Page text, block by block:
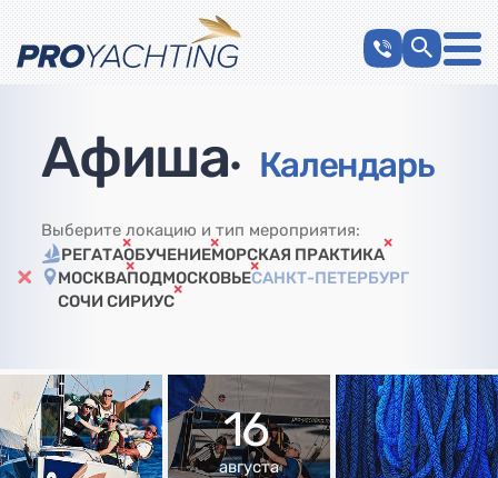
Афиша• Календарь
Выберите локацию и тип мероприятия:
РЕГАТАОБУЧЕНИЕМОРСКАЯ ПРАКТИКА
МОСКВАПОДМОСКОВЬЕСАНКТ-ПЕТЕРБУРГ
СОЧИ СИРИУС
16
августа